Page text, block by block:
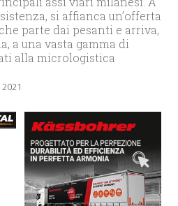
si affianca un’offerta
parte dai pesanti e arriva,
a una vasta gamma di
alla micrologistica